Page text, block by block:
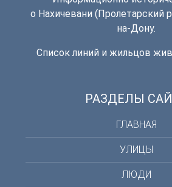
о Нахичевани (Пролетарский
на-Дону.
Список линий и жильцов
РАЗДЕЛЫ
ГЛАВНАЯ
УЛИЦЫ
ЛЮДИ